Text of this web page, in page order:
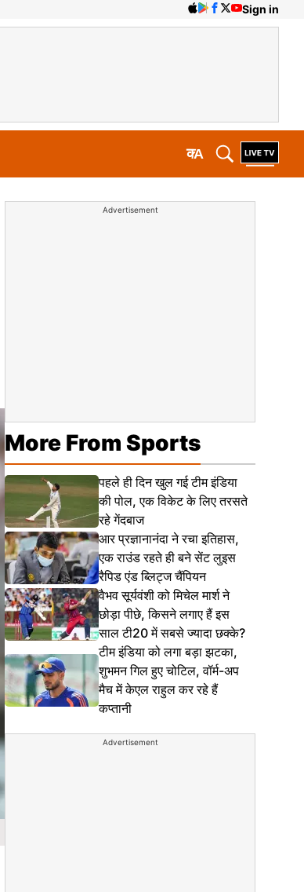
Sign in
A
क
Advertisement
More From Sports
पहले ही दिन खुल गई टीम इंडिया
की पोल, एक विकेट के लिए तरसते
रहे गेंदबाज
आर प्रज्ञानानंदा ने रचा इतिहास,
एक राउंड रहते ही बने सेंट लुइस
रैपिड एंड ब्लिट्ज चैंपियन
वैभव सूर्यवंशी को मिचेल मार्श ने
छोड़ा पीछे, किसने लगाए हैं इस
साल टी20 में सबसे ज्यादा छक्के?
टीम इंडिया को लगा बड़ा झटका,
शुभमन गिल हुए चोटिल, वॉर्म-अप
मैच में केएल राहुल कर रहे हैं
कप्तानी
Advertisement